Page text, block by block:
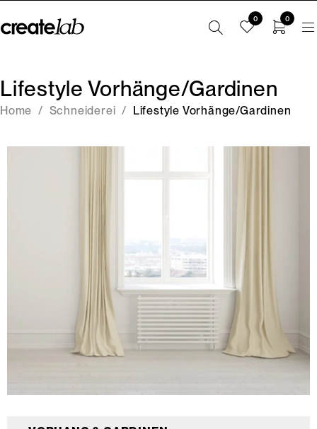
0 0
Lifestyle Vorhänge/Gardinen
Home / Schneiderei / Lifestyle Vorhänge/Gardinen